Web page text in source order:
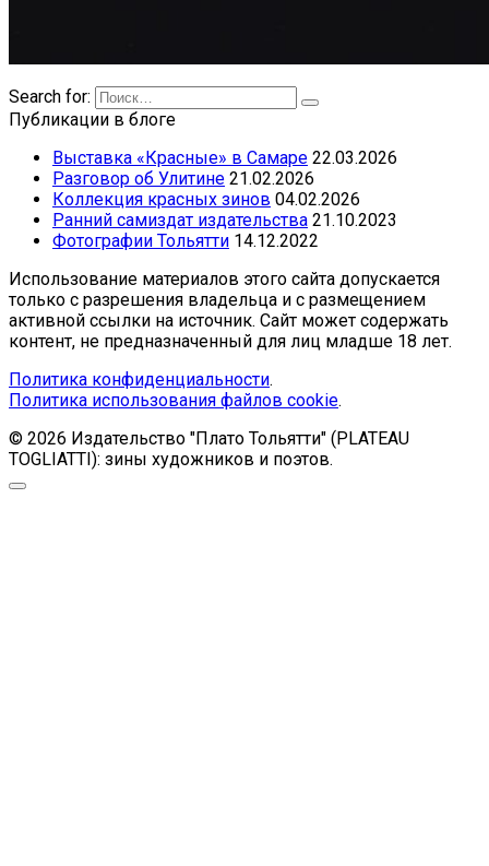
Search for:
Публикации в блоге
Выставка «Красные» в Самаре 22.03.2026
Разговор об Улитине 21.02.2026
Коллекция красных зинов 04.02.2026
Ранний самиздат издательства 21.10.2023
Фотографии Тольятти 14.12.2022
Использование материалов этого сайта допускается
только с разрешения владельца и с размещением
активной ссылки на источник. Сайт может содержать
контент, не предназначенный для лиц младше 18 лет.
Политика конфиденциальности.
Политика использования файлов cookie.
© 2026 Издательство "Плато Тольятти" (PLATEAU
TOGLIATTI): зины художников и поэтов.